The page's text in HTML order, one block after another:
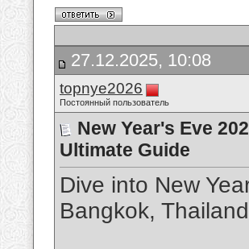
27.12.2025, 10:08
topnye2026
Постоянный пользователь
New Year's Eve
Ultimate Guide
Dive into New
Bangkok,